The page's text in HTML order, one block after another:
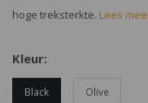
hoge treksterkte. Lees
Kleur:
Black Olive